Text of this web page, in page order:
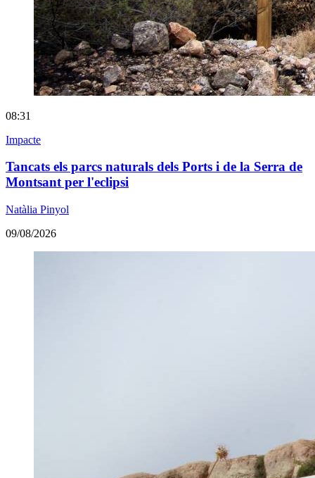
08:31
Impacte
Tancats els parcs naturals dels Ports i de la Serra de
Montsant per l'eclipsi
Natàlia Pinyol
09/08/2026